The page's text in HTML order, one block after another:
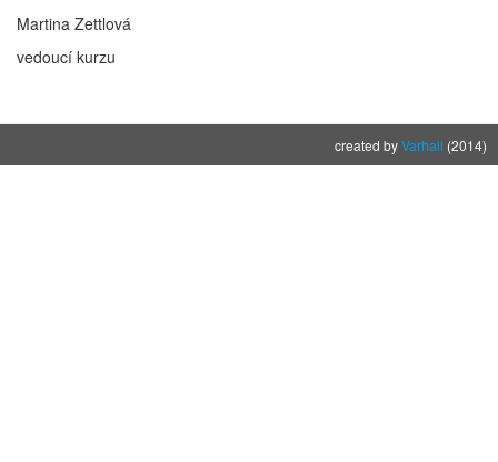
Martina Zettlová
vedoucí kurzu
created byVarhall (2014)